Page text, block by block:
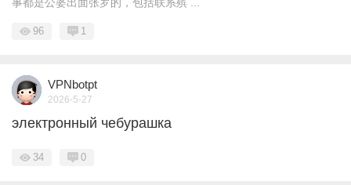
96 1
VPNbotpt
2026-5-27
электронный чебурашка
34 0